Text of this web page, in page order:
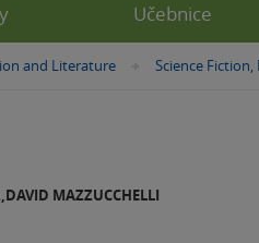
and Literature »
Science
MAZZUCCHELLI
Učebnice